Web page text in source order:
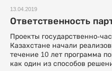
13.04.2019
Ответственность
Проекты государственно-
Казахстане начали
течение 10 лет программа
как один из способов